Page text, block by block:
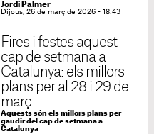
Jordi Palmer
Dijous, 26 de març de 2026 - 18:43
Fires i festes aquest
cap de setmana a
Catalunya: els millors
plans per al 28 i 29 de
març
Aquests són els millors plans per
gaudir del cap de setmana a
Catalunya